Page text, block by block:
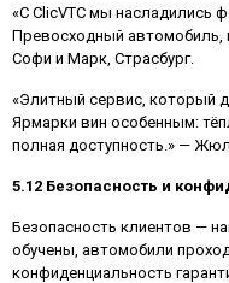
«С ClicVTC мы насладились
Превосходный автомобиль,
Софи и Марк, Страсбург.
«Элитный сервис, который
Ярмарки вин особенным:
полная доступность.» —
5.12 Безопасность и
Безопасность клиентов —
обучены, автомобили
конфиденциальность